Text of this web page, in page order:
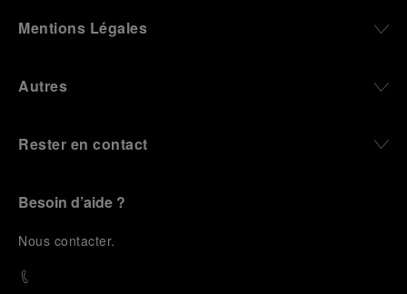
Mentions Légales
Autres
Rester en contact
Besoin d’aide ?
Nous contacter.